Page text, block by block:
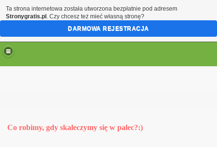
Co robimy, gdy skaleczymy się w palec?:)
Ta strona internetowa została utworzona bezpłatnie pod adresem
Stronygratis.pl . Czy chcesz też mieć własną stronę?
DARMOWA REJESTRACJA